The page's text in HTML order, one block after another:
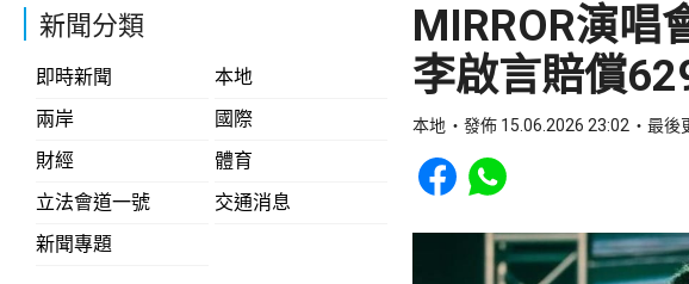
新聞分類
即時新聞
本地
兩岸
國際
財經
體育
立法會道一號
交通消息
新聞專題
MIRROR演唱
李啟言賠償
本地 發佈 15.06.2026 23:02 最後
Share to Facebook
Share to WhatsApp